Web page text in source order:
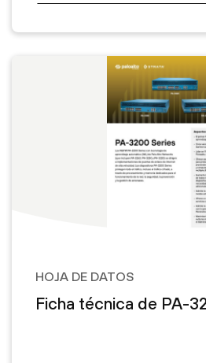
HOJA DE DATOS
Ficha técnica de PA-